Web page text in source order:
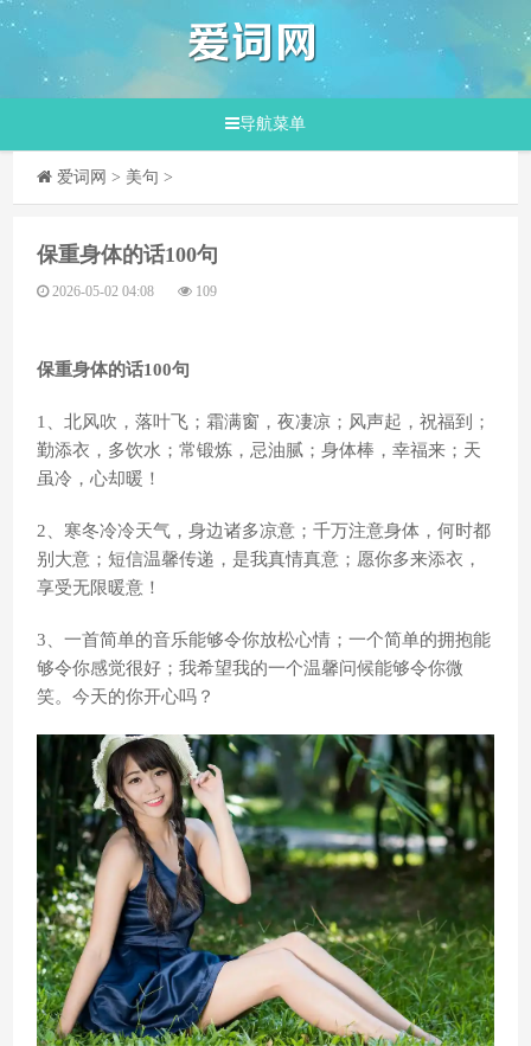
导航菜单
爱词网 > 美句 >
​保重身体的话100句
2026-05-02 04:08 109
保重身体的话100句
1、北风吹，落叶飞；霜满窗，夜凄凉；风声起，祝福到；
勤添衣，多饮水；常锻炼，忌油腻；身体棒，幸福来；天
虽冷，心却暖！
2、寒冬冷冷天气，身边诸多凉意；千万注意身体，何时都
别大意；短信温馨传递，是我真情真意；愿你多来添衣，
享受无限暖意！
3、一首简单的音乐能够令你放松心情；一个简单的拥抱能
够令你感觉很好；我希望我的一个温馨问候能够令你微
笑。今天的你开心吗？